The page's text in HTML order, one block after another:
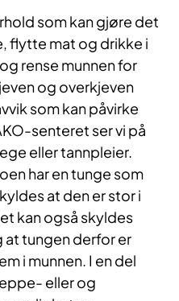
som kan gjøre det
flytte mat og drikke i
rense munnen for
og overkjeven
som kan påvirke
senteret ser vi på
eller tannpleier.
har en tunge som
at den er stor i
kan også skyldes
tungen derfor er
i munnen. I en del
eller og